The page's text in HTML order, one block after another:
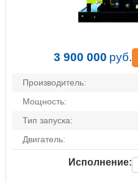
3 900 000 руб.
Производитель:
Мощность:
Тип запуска:
Двигатель:
Исполнение: